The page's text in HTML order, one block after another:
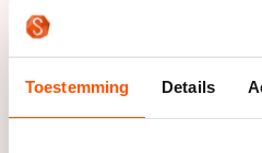
Toestemming Details
niveau sinds begin
bovendien drie weken niet
Voorafgaand aan het Essent
Bart Veldkamp, duidelijk